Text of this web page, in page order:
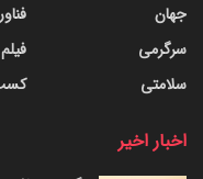
جهان
سرگرمی
سلامتی
اخبار اخیر